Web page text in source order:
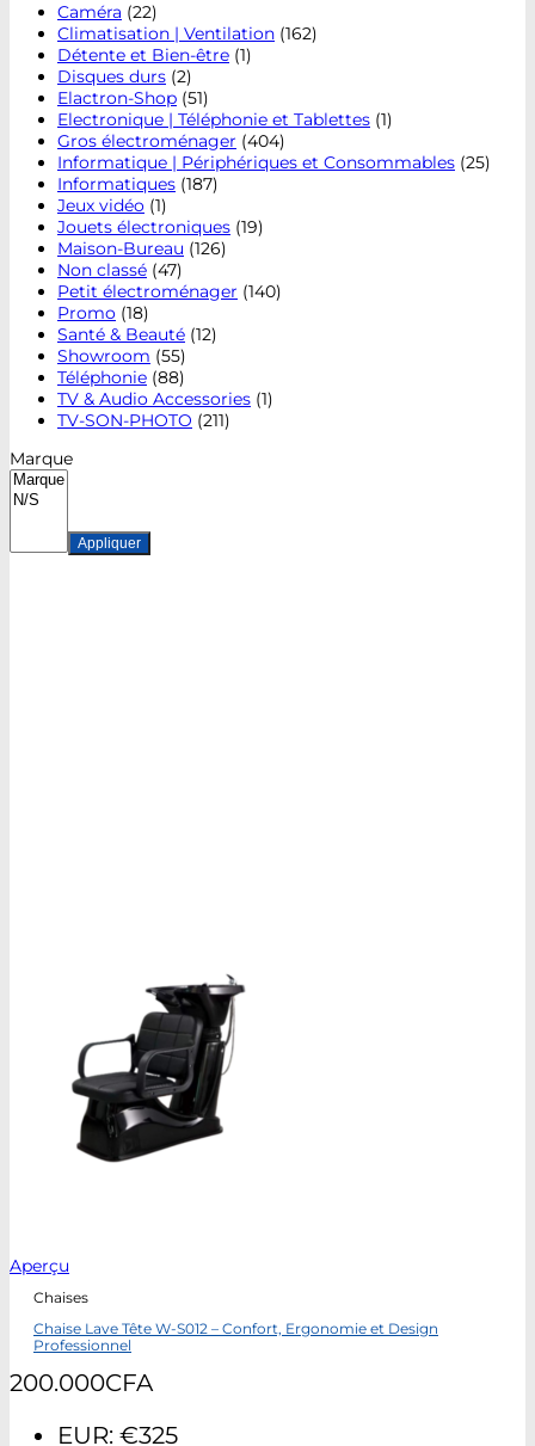
Caméra (22)
Climatisation | Ventilation (162)
Détente et Bien-être (1)
Disques durs (2)
Elactron-Shop (51)
Electronique | Téléphonie et Tablettes (1)
Gros électroménager (404)
Informatique | Périphériques et Consommables (25)
Informatiques (187)
Jeux vidéo (1)
Jouets électroniques (19)
Maison-Bureau (126)
Non classé (47)
Petit électroménager (140)
Promo (18)
Santé & Beauté (12)
Showroom (55)
Téléphonie (88)
TV & Audio Accessories (1)
TV-SON-PHOTO (211)
Marque
Appliquer
Aperçu
Chaises
Chaise Lave Tête W-S012 – Confort, Ergonomie et Design
Professionnel
200.000CFA
EUR: €325